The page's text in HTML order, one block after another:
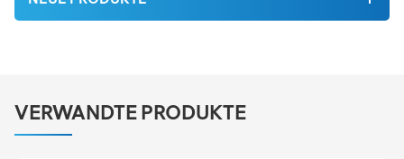
VERWANDTE PRODUKTE